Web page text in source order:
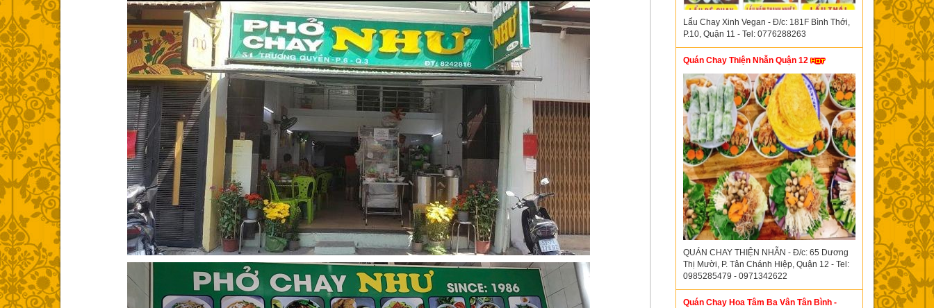
Lẩu Chay Xinh Vegan - Đ/c: 181F Bình Thới,
P.10, Quận 11 - Tel: 0776288263
Quán Chay Thiện Nhẫn Quận 12
QUÁN CHAY THIỆN NHẪN - Đ/c: 65 Dương
Thị Mười, P. Tân Chánh Hiệp, Quận 12 - Tel:
0985285479 - 0971342622
Quán Chay Hoa Tâm Ba Vân Tân Bình -